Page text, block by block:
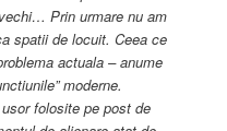
Prin urmare nu am
spatii de locuit. Ceea ce
actuala – anume
moderne.
folosite pe post de